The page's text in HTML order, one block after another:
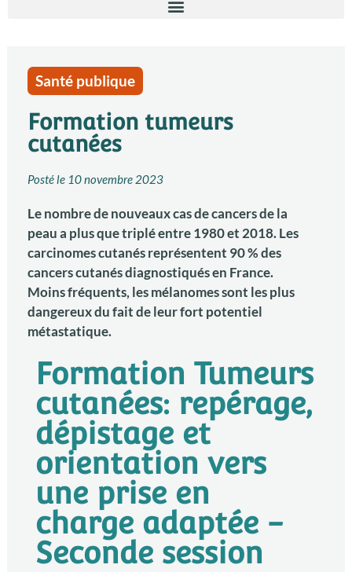
Santé publique
Formation tumeurs
cutanées
Posté le 10 novembre 2023
Le nombre de nouveaux cas de cancers de la
peau a plus que triplé entre 1980 et 2018. Les
carcinomes cutanés représentent 90 % des
cancers cutanés diagnostiqués en France.
Moins fréquents, les mélanomes sont les plus
dangereux du fait de leur fort potentiel
métastatique.
Formation Tumeurs
cutanées: repérage,
dépistage et
orientation vers
une prise en
charge adaptée -
Seconde session